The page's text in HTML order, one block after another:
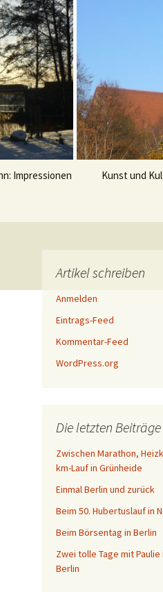
Impressionen Kunst und
Artikel schreiben
Anmelden
Eintrags-Feed
Kommentar-Feed
WordPress.org
Die letzten Beiträge
Zwischen Marathon,
km-Lauf in Grünheide
Einmal Berlin und zurück
Beim 50. Hubertuslauf in
Beim Börsentag in Berlin
Zwei tolle Tage mit Paulie
Berlin